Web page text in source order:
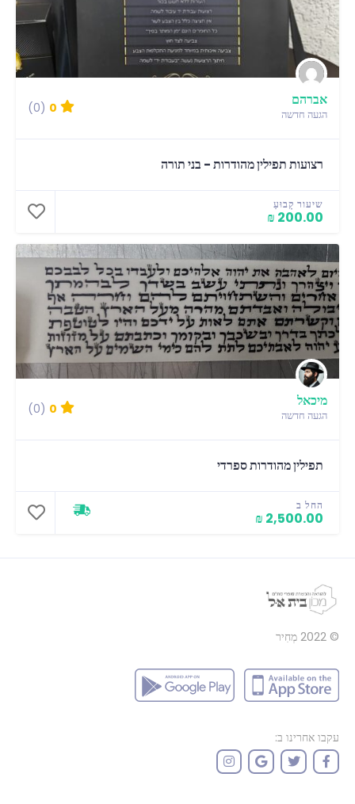
אברהם
הגעה חדשה 0
(0)
רצועות תפילין מהודרות - בני תורה
שיעור קָבוּעַ
200.00 ₪
מיכאל
הגעה חדשה 0
(0)
תפילין מהודרות ספרדי
החל ב
2,500.00 ₪
© 2022 מְחִיר
עקבו אחרינו ב: